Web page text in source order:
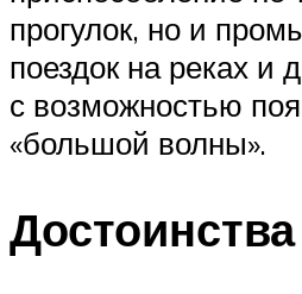
прогулок, но и
поездок на реках и
с возможностью
«большой волны».
Достоинства